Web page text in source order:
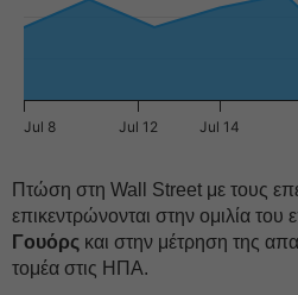
Jul 8 Jul 12 Jul 14
Πτώση στη Wall Street με τους
επικεντρώνονται στην ομιλία του
Γουόρς και στην μέτρηση της
τομέα στις ΗΠΑ.